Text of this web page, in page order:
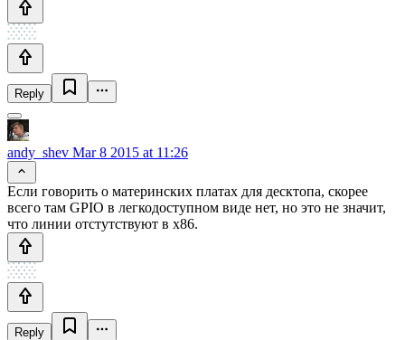
Reply
andy_shev Mar 8 2015 at 11:26
Если говорить о материнских платах для десктопа, скорее
всего там GPIO в легкодоступном виде нет, но это не значит,
что линии отстутствуют в x86.
Reply